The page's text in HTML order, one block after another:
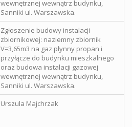
wewnętrznej wewnątrz budynku,
Sanniki ul. Warszawska.
Zgłoszenie budowy instalacji
zbiornikowej: naziemny zbiornik
V=3,65m3 na gaz płynny propan i
przyłącze do budynku mieszkalnego
oraz budowa instalacji gazowej
wewnętrznej wewnątrz budynku,
Sanniki ul. Warszawska.
Urszula Majchrzak